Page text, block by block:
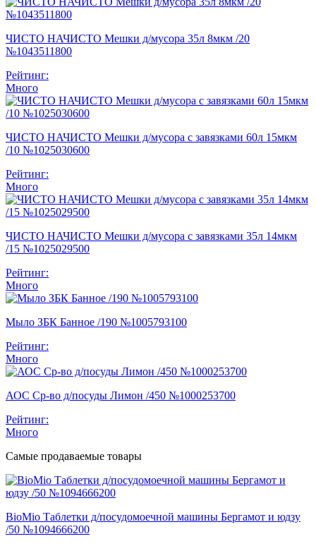
ЧИСТО НАЧИСТО Мешки д/мусора 35л 8мкм /20
№1043511800
Рейтинг:
Много
ЧИСТО НАЧИСТО Мешки д/мусора с завязками 60л 15мкм
/10 №1025030600
Рейтинг:
Много
ЧИСТО НАЧИСТО Мешки д/мусора с завязками 35л 14мкм
/15 №1025029500
Рейтинг:
Много
Мыло ЗБК Банное /190 №1005793100
Рейтинг:
Много
АОС Ср-во д/посуды Лимон /450 №1000253700
Рейтинг:
Много
Самые продаваемые товары
BioMio Таблетки д/посудомоечной машины Бергамот и юдзу
/50 №1094666200